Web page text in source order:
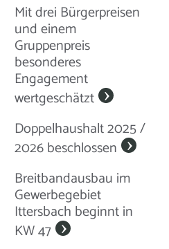
Mit drei Bürgerpreisen
und einem
Gruppenpreis
besonderes
Engagement
wertgeschätzt
Doppelhaushalt 2025 /
2026 beschlossen
Breitbandausbau im
Gewerbegebiet
Ittersbach beginnt in
KW 47